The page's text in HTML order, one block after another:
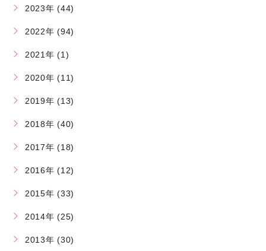
2023年 (44)
2022年 (94)
2021年 (1)
2020年 (11)
2019年 (13)
2018年 (40)
2017年 (18)
2016年 (12)
2015年 (33)
2014年 (25)
2013年 (30)